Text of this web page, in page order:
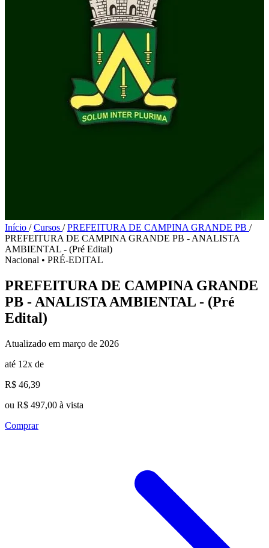
Início / Cursos / PREFEITURA DE CAMPINA GRANDE PB /
PREFEITURA DE CAMPINA GRANDE PB - ANALISTA
AMBIENTAL - (Pré Edital)
Nacional • PRÉ-EDITAL
PREFEITURA DE CAMPINA GRANDE
PB - ANALISTA AMBIENTAL - (Pré
Edital)
Atualizado em março de 2026
até 12x de
R$ 46,39
ou R$ 497,00 à vista
Comprar